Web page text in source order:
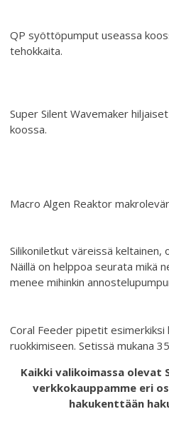
QP syöttöpumput useassa
tehokkaita.
Super Silent Wavemaker
koossa.
Macro Algen Reaktor
Silikoniletkut väreissä keltainen,
Näillä on helppoa seurata mikä
menee mihinkin
Coral Feeder pipetit esimerkiksi
ruokkimiseen. Setissä mukana
Kaikki valikoimassa
verkkokauppamme eri
hakukenttään